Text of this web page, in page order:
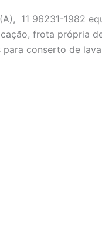
11 96231-1982
frota própria
conserto de